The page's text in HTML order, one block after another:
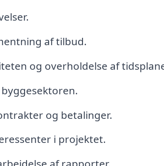
af tilbud.
og overholdelse af
og betalinger.
i projektet.